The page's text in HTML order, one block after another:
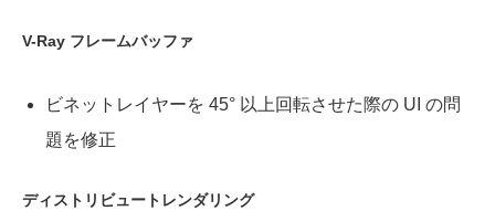
V-Ray フレームバッファ
ビネットレイヤーを 45° 以上回転させた際の UI の問
題を修正
ディストリビュートレンダリング